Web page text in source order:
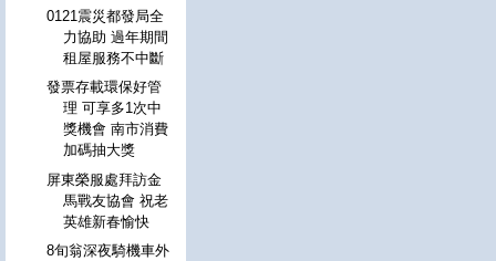
0121震災都發局全
力協助 過年期間
租屋服務不中斷
發票存載環保好管
理 可享多1次中
獎機會 南市消費
加碼抽大獎
屏東榮服處拜訪金
馬戰友協會 祝老
英雄新春愉快
8旬翁深夜騎機車外